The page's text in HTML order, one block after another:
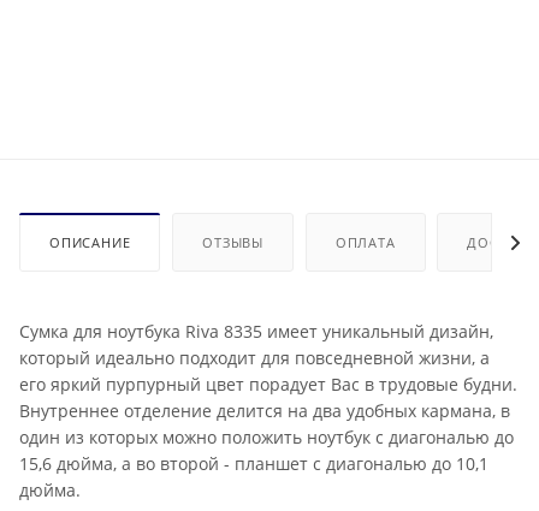
ОПИСАНИЕ ОТЗЫВЫ ОПЛАТА
Сумка для ноутбука Riva 8335 имеет уникальный дизайн,
который идеально подходит для повседневной жизни, а
его яркий пурпурный цвет порадует Вас в трудовые будни.
Внутреннее отделение делится на два удобных кармана, в
один из которых можно положить ноутбук с диагональю до
15,6 дюйма, а во второй - планшет с диагональю до 10,1
дюйма.